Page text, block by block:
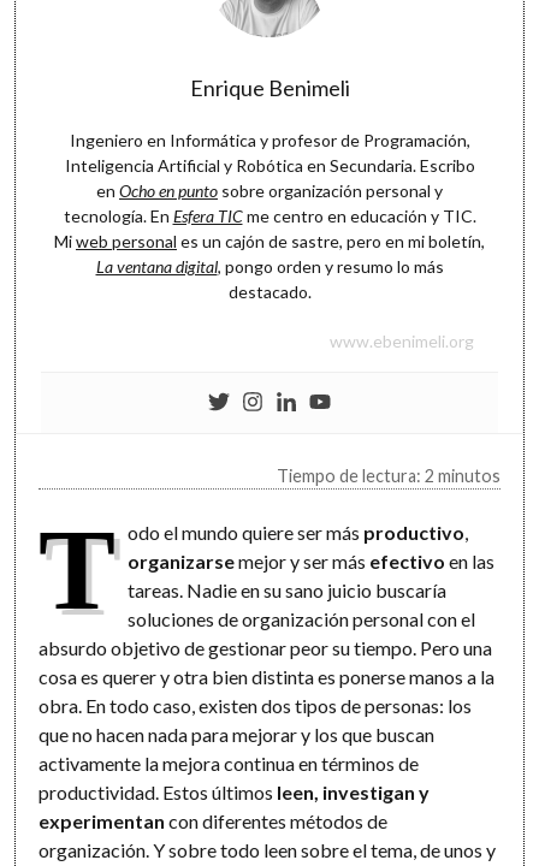
Enrique Benimeli
Ingeniero en Informática y profesor de Programación,
Inteligencia Artificial y Robótica en Secundaria. Escribo
en Ocho en punto sobre organización personal y
tecnología. En Esfera TICme centro en educación y TIC.
Miweb personal es un cajón de sastre, pero en mi boletín,
La ventana digital, pongo orden y resumo lo más
destacado.
www.ebenimeli.org
Tiempo de lectura: 2 minutos
T odo el mundo quiere ser más productivo,
organizarsemejor y ser más efectivo en las
tareas. Nadie en su sano juicio buscaría
soluciones de organización personal con el
absurdo objetivo de gestionar peor su tiempo. Pero una
cosa es querer y otra bien distinta es ponerse manos a la
obra. En todo caso, existen dos tipos de personas: los
que no hacen nada para mejorar y los que buscan
activamente la mejora continua en términos de
productividad. Estos últimos leen, investigan y
experimentan con diferentes métodos de
organización. Y sobre todo leen sobre el tema, de unos y